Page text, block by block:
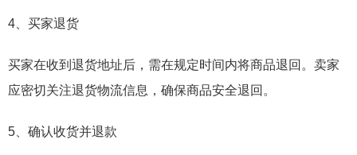
4、买家退货
买家在收到退货地址后，需在规定时间内将商品退回。卖家
应密切关注退货物流信息，确保商品安全退回。
5、确认收货并退款